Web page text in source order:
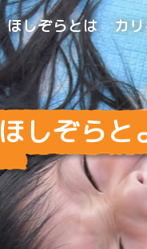
ほしぞらとは カ
ほしぞらと